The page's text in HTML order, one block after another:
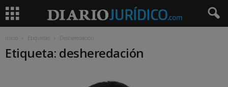
Inicio Etiquetas Desheredación
Etiqueta: desheredación